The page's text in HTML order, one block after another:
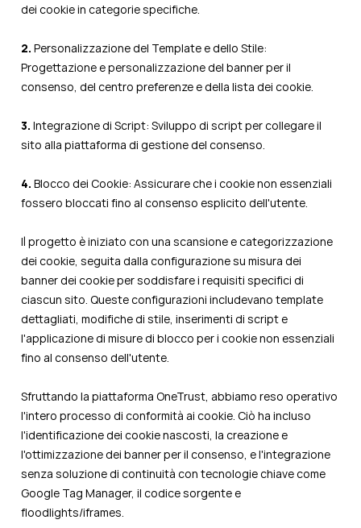
dei cookie in categorie specifiche.
2. Personalizzazione del Template e dello Stile:
Progettazione e personalizzazione del banner per il
consenso, del centro preferenze e della lista dei cookie.
3. Integrazione di Script: Sviluppo di script per collegare il
sito alla piattaforma di gestione del consenso.
4. Blocco dei Cookie: Assicurare che i cookie non essenziali
fossero bloccati fino al consenso esplicito dell'utente.
Il progetto è iniziato con una scansione e categorizzazione
dei cookie, seguita dalla configurazione su misura dei
banner dei cookie per soddisfare i requisiti specifici di
ciascun sito. Queste configurazioni includevano template
dettagliati, modifiche di stile, inserimenti di script e
l'applicazione di misure di blocco per i cookie non essenziali
fino al consenso dell'utente.
Sfruttando la piattaforma OneTrust, abbiamo reso operativo
l'intero processo di conformità ai cookie. Ciò ha incluso
l'identificazione dei cookie nascosti, la creazione e
l'ottimizzazione dei banner per il consenso, e l'integrazione
senza soluzione di continuità con tecnologie chiave come
Google Tag Manager, il codice sorgente e
floodlights/iframes.